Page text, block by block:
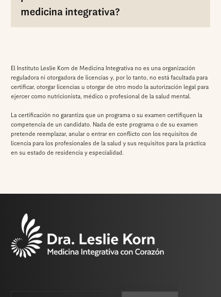
medicina integrativa?
El Instituto Leslie Korn de Medicina Integrativa no es una organización
reguladora ni otorgadora de licencias y, por lo tanto, no está facultada para
certificar, otorgar licencias u otorgar de otro modo la autorización legal para
ejercer como nutricionista, médico o profesional de la salud mental.
La certificación no garantiza que un programa o su examen certifiquen la
competencia de un candidato. Nada de este programa o de su examen
pretende reemplazar, anular o entrar en conflicto con los requisitos de
licencia para los profesionales de la salud y sus requisitos para la práctica
en su estado de residencia y especialidad.